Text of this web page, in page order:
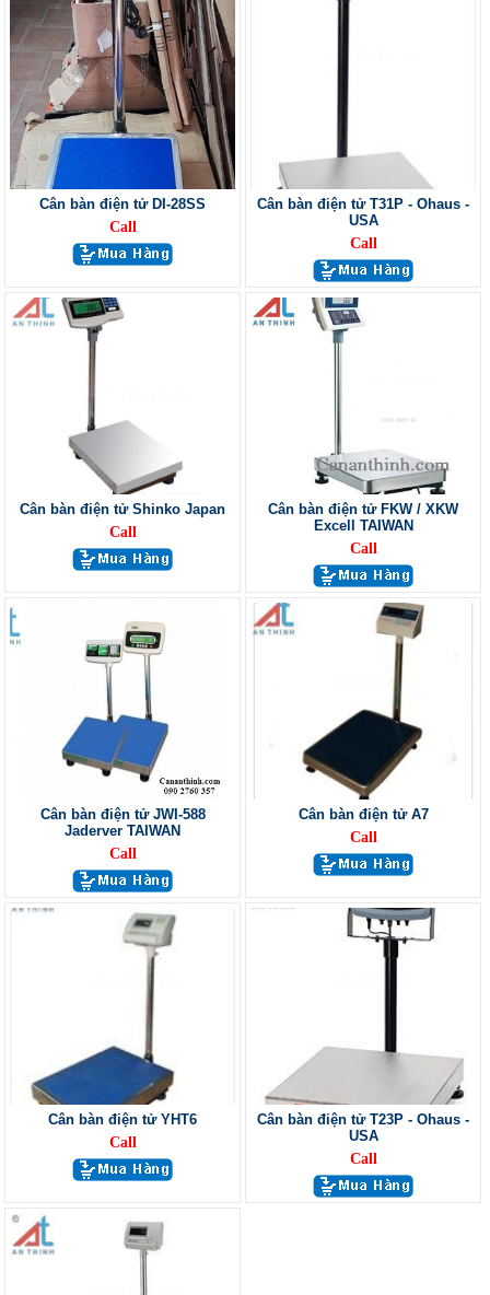
Cân bàn điện tử DI-28SS
Call
Cân bàn điện tử T31P - Ohaus -
USA
Call
Cân bàn điện tử Shinko Japan
Call
Cân bàn điện tử FKW / XKW
Excell TAIWAN
Call
Cân bàn điện tử JWI-588
Jaderver TAIWAN
Call
Cân bàn điện tử A7
Call
Cân bàn điện tử YHT6
Call
Cân bàn điện tử T23P - Ohaus -
USA
Call